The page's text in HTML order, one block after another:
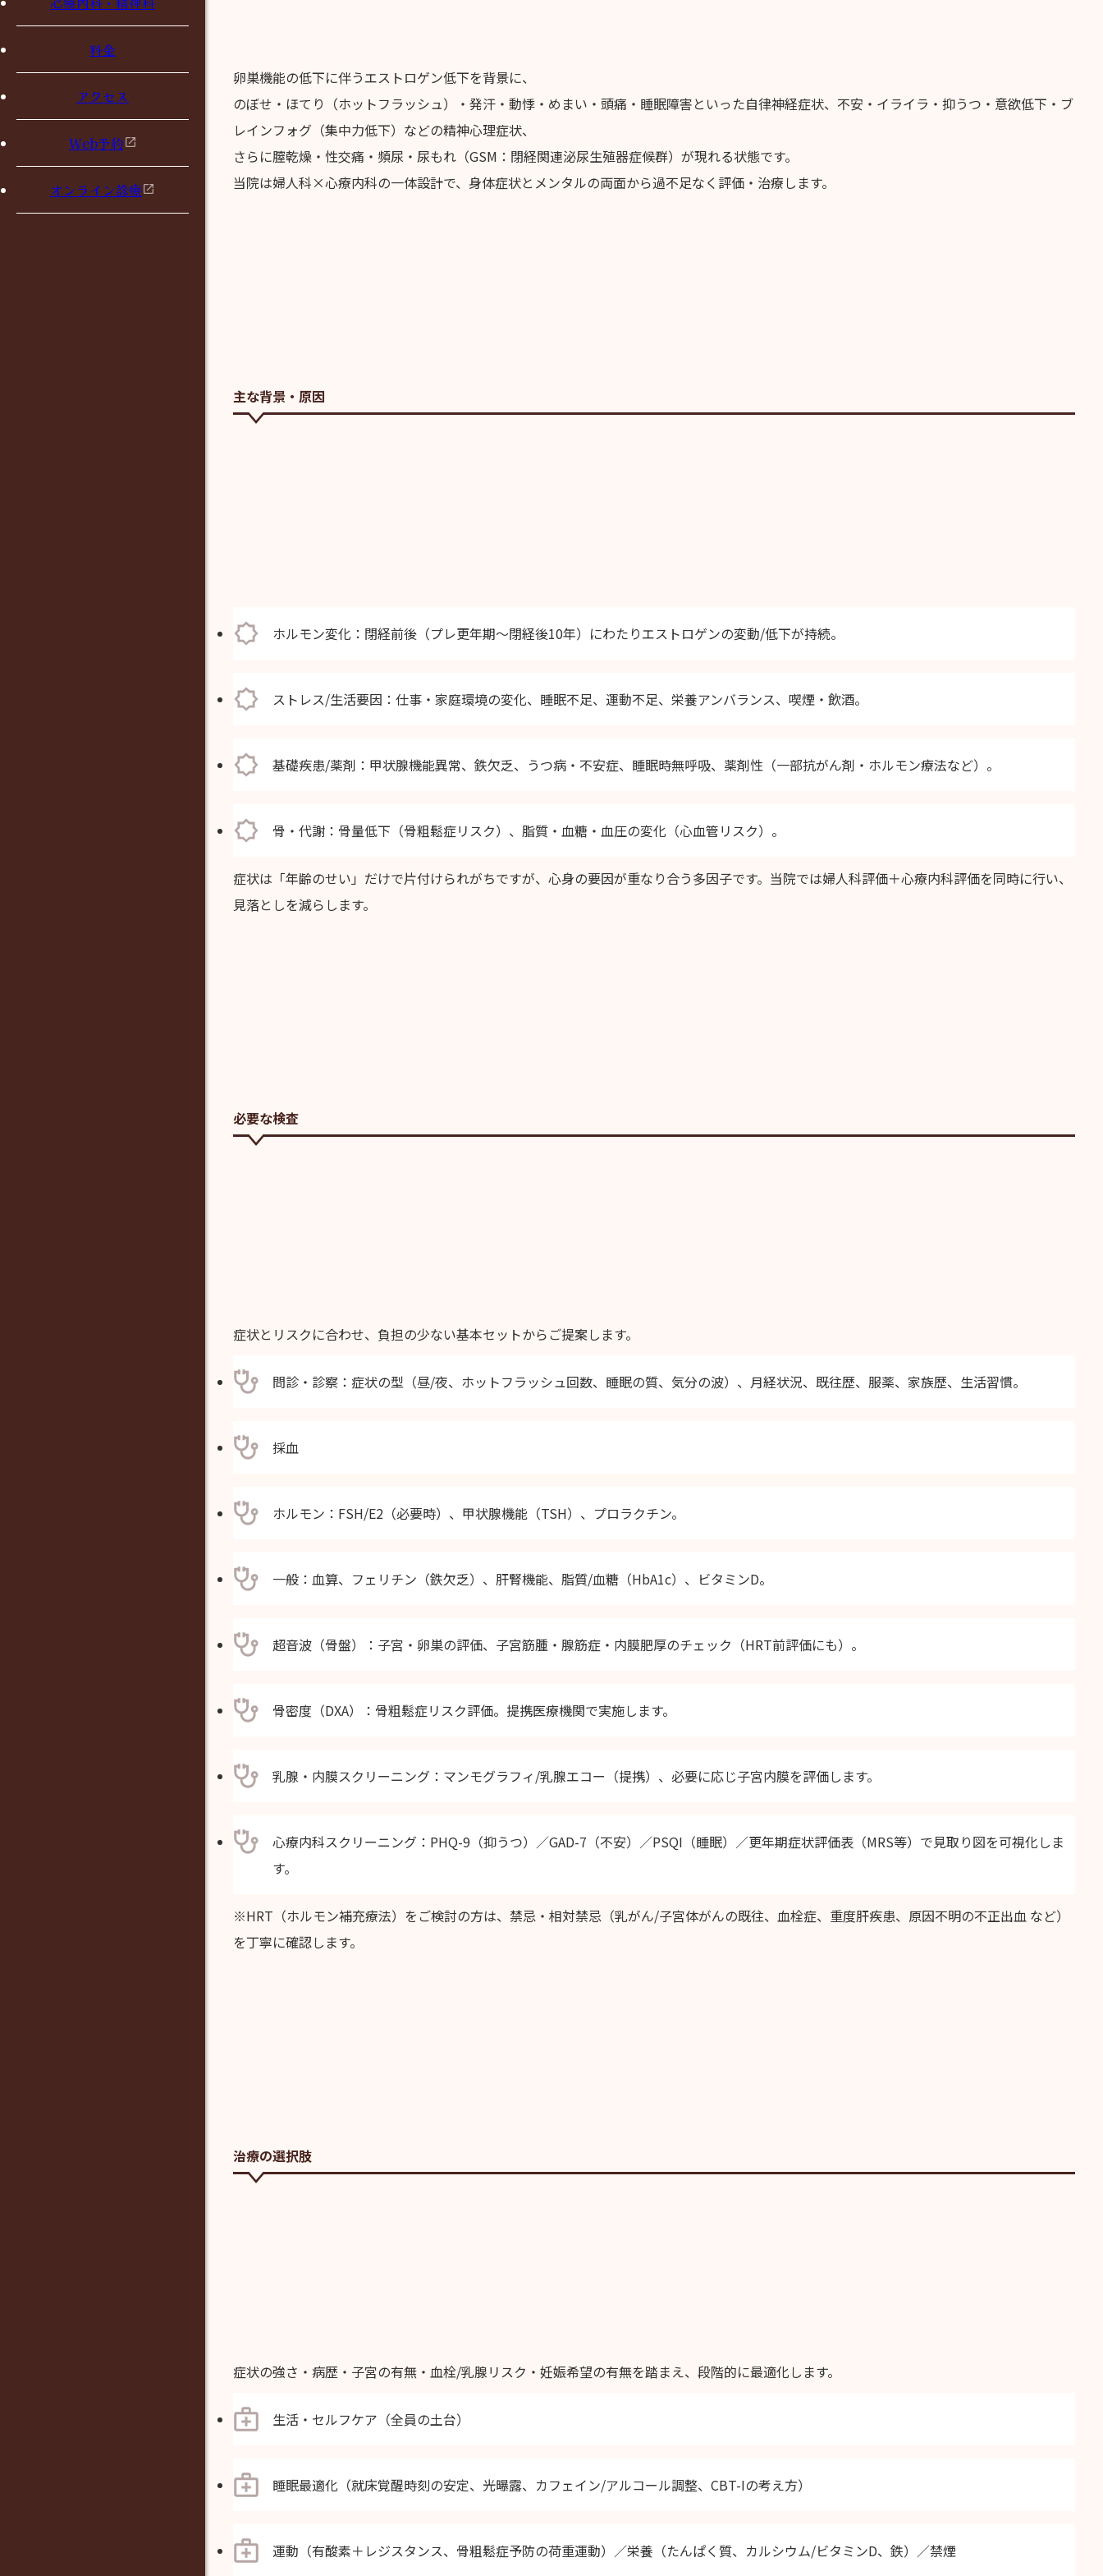
料金
アクセス
Web予約
オンライン診療
卵巣機能の低下に伴うエストロゲン低下を背景に、
のぼせ・ほてり（ホットフラッシュ）・発汗・動悸・めまい・頭痛・睡眠障害といった自律神経症状、不安・イライラ・抑うつ・意欲低下・ブ
レインフォグ（集中力低下）などの精神心理症状、
さらに膣乾燥・性交痛・頻尿・尿もれ（GSM：閉経関連泌尿生殖器症候群）が現れる状態です。
当院は婦人科×心療内科の一体設計で、身体症状とメンタルの両面から過不足なく評価・治療します。
主な背景・原因
ホルモン変化：閉経前後（プレ更年期〜閉経後10年）にわたりエストロゲンの変動/低下が持続。
ストレス/生活要因：仕事・家庭環境の変化、睡眠不足、運動不足、栄養アンバランス、喫煙・飲酒。
基礎疾患/薬剤：甲状腺機能異常、鉄欠乏、うつ病・不安症、睡眠時無呼吸、薬剤性（一部抗がん剤・ホルモン療法など）。
骨・代謝：骨量低下（骨粗鬆症リスク）、脂質・血糖・血圧の変化（心血管リスク）。
症状は「年齢のせい」だけで片付けられがちですが、心身の要因が重なり合う多因子です。当院では婦人科評価＋心療内科評価を同時に行い、
見落としを減らします。
必要な検査
症状とリスクに合わせ、負担の少ない基本セットからご提案します。
問診・診察：症状の型（昼/夜、ホットフラッシュ回数、睡眠の質、気分の波）、月経状況、既往歴、服薬、家族歴、生活習慣。
採血
ホルモン：FSH/E2（必要時）、甲状腺機能（TSH）、プロラクチン。
一般：血算、フェリチン（鉄欠乏）、肝腎機能、脂質/血糖（HbA1c）、ビタミンD。
超音波（骨盤）：子宮・卵巣の評価、子宮筋腫・腺筋症・内膜肥厚のチェック（HRT前評価にも）。
骨密度（DXA）：骨粗鬆症リスク評価。提携医療機関で実施します。
乳腺・内膜スクリーニング：マンモグラフィ/乳腺エコー（提携）、必要に応じ子宮内膜を評価します。
心療内科スクリーニング：PHQ-9（抑うつ）／GAD-7（不安）／PSQI（睡眠）／更年期症状評価表（MRS等）で見取り図を可視化しま
す。
※HRT（ホルモン補充療法）をご検討の方は、禁忌・相対禁忌（乳がん/子宮体がんの既往、血栓症、重度肝疾患、原因不明の不正出血 など）
を丁寧に確認します。
治療の選択肢
症状の強さ・病歴・子宮の有無・血栓/乳腺リスク・妊娠希望の有無を踏まえ、段階的に最適化します。
生活・セルフケア（全員の土台）
睡眠最適化（就床覚醒時刻の安定、光曝露、カフェイン/アルコール調整、CBT-Iの考え方）
運動（有酸素＋レジスタンス、骨粗鬆症予防の荷重運動）／栄養（たんぱく質、カルシウム/ビタミンD、鉄）／禁煙